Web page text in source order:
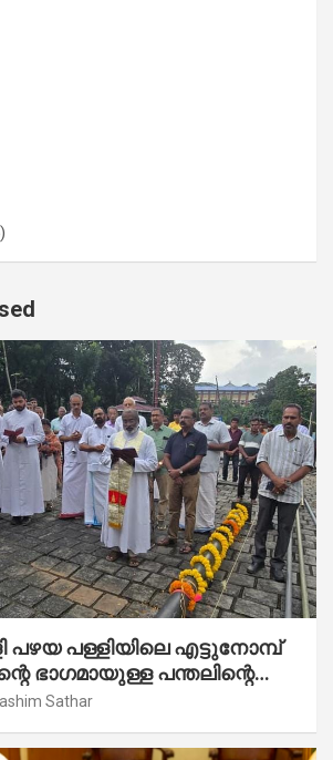
പഴയ പള്ളിയിലെ എട്ടുനോമ്പ്
ഭാഗമായുള്ള പന്തലിന്റെ
ആർച്ച് പ്രീസ്റ്റ് വെരി.
Sathar